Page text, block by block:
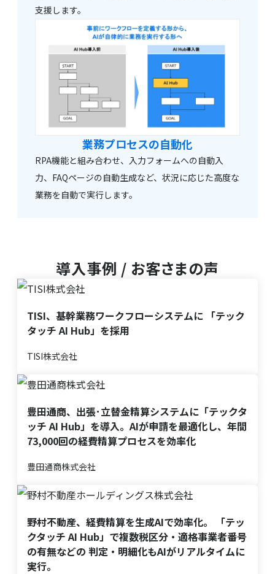
支援します。
業務プロセスの自動化
RPA機能と組み合わせ、入力フォームへの自動入
力、FAQページの自動生成など、状況に応じた高度な
業務を自動で実行します。
導入事例 / お客さまの声
TISI、基幹業務ワークフローシステムに 「テック
タッチ AI Hub」を採用
TISI株式会社
豊田通商、出張･立替金精算システムに「テックタ
ッチ AI Hub」を導入。AIが申請を最適化し、年間
73,000回の経費精算プロセスを効率化
豊田通商株式会社
野村不動産、経費精算を生成AIで効率化。 「テッ
クタッチ AI Hub」で複数税区分・適格事業者番号
の有無などの 判定・明細化もAIがリアルタイムに
実行。